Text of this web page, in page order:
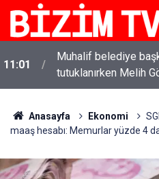
11:01
Muhalif belediye
tutuklanırken Melih
Anasayfa Ekonomi
maaş hesabı: Memurlar yüzde 4